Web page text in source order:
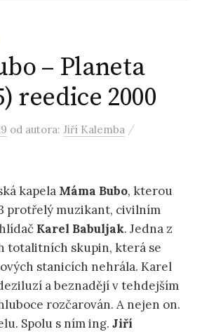
– Planeta
reedice 2000
od autora: Jiří Kalemba /
kapela Máma Bubo, kterou
protřelý muzikant, civilním
Karel Babuljak. Jedna z
totalitních skupin, která se
stanicích nehrála. Karel
a beznadějí v tehdejším
rozčarován. A nejen on.
Spolu s ním ing. Jiří